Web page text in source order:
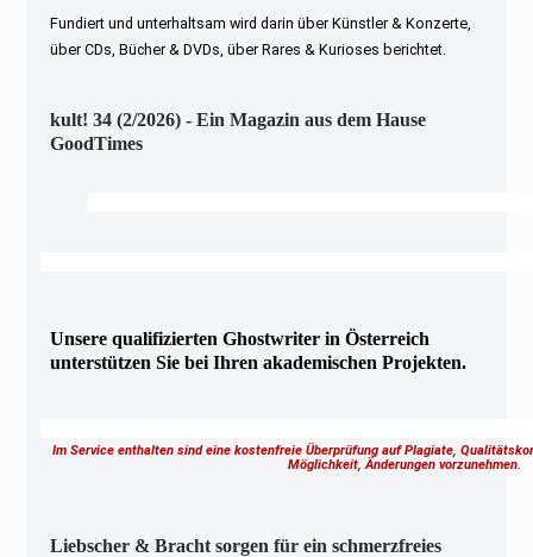
Fundiert und unterhaltsam wird darin über Künstler & Konzerte,
über CDs, Bücher & DVDs, über Rares & Kurioses berichtet.
kult! 34 (2/2026) - Ein Magazin aus dem Hause
GoodTimes
Unsere qualifizierten Ghostwriter in Österreich
unterstützen Sie bei Ihren akademischen Projekten.
Im Service enthalten sind eine kostenfreie Überprüfung auf Plagiate,
Möglichkeit, Änderungen vorzunehmen.
Liebscher & Bracht sorgen für ein schmerzfreies